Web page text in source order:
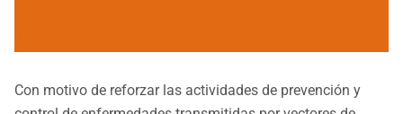
Con motivo de reforzar las actividades de prevención y